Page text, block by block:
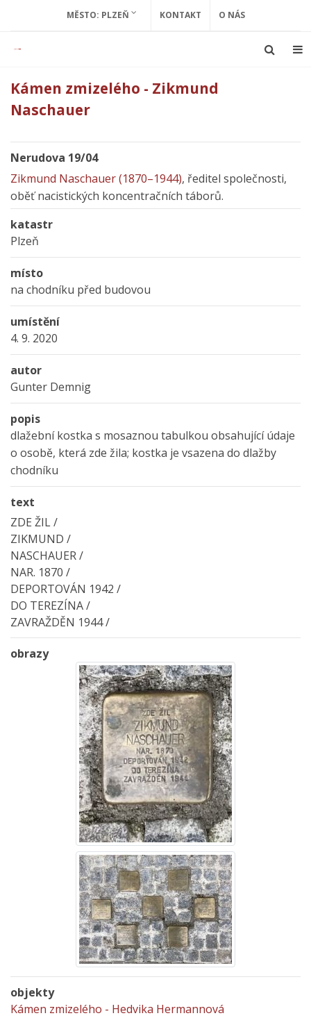
MĚSTO: PLZEŇ KONTAKT O NÁS
Kámen zmizelého - Zikmund
Naschauer
Nerudova 19/04
Zikmund Naschauer (1870–1944), ředitel společnosti,
oběť nacistických koncentračních táborů.
katastr
Plzeň
místo
na chodníku před budovou
umístění
4. 9. 2020
autor
Gunter Demnig
popis
dlažební kostka s mosaznou tabulkou obsahující údaje
o osobě, která zde žila; kostka je vsazena do dlažby
chodníku
text
ZDE ŽIL /
ZIKMUND /
NASCHAUER /
NAR. 1870 /
DEPORTOVÁN 1942 /
DO TEREZÍNA /
ZAVRAŽDĚN 1944 /
obrazy
objekty
Kámen zmizelého - Hedvika Hermannová